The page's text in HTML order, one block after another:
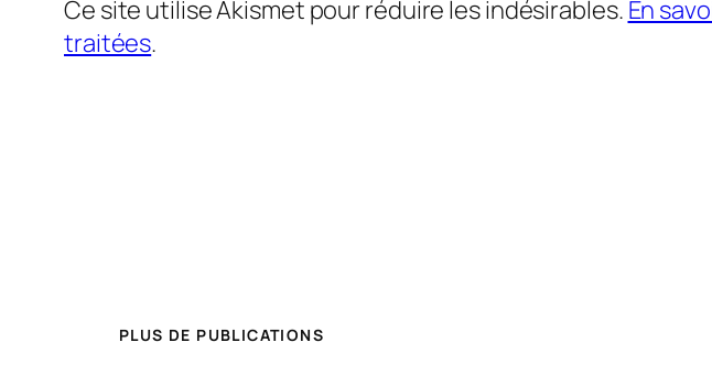
Ce site utilise Akismet pour réduire les indésirables. En
traitées.
PLUS DE PUBLICATIONS